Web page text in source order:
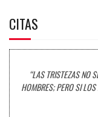
CITAS
“LAS TRISTEZAS NO
HOMBRES; PERO SI